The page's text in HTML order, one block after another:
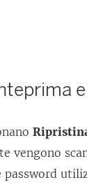
vengono